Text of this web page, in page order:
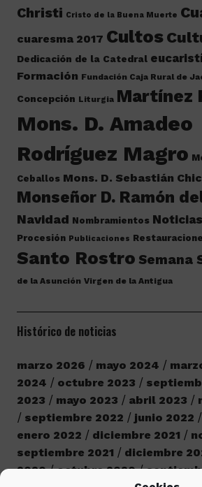
Christi Cristo de la Buena Muerte
cuaresma 2017 Cultos
Dedicación de la Catedral
Formación Fundación Caja Rural de
Concepción Liturgia Martínez
Mons. D. Amadeo
Rodríguez Magro
Ceballos Mons. D. Sebastián
Monseñor D. Ramón
Navidad Nombramientos Noticias
Procesión Publicaciones
Santo Rostro Semana
de la Asunción Virgen de la Antigua
Histórico de noticias
marzo 2026 mayo 2024
2024
octubre 2023
2023
mayo 2023 abril 2023
septiembre 2022
junio 2022
enero 2022
diciembre 2021
septiembre 2021
diciembre
2020
octubre 2020